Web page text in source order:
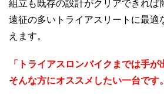
組立も既存の設計がクリアできれば
遠征の多いトライアスリートに最適
えます。
「トライアスロンバイクまでは手が
そんな方にオススメしたい一台です。